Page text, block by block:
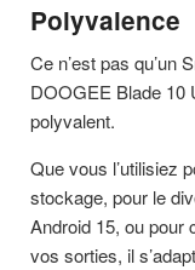
Polyvalence
Ce n’est pas qu’un
DOOGEE Blade 10
polyvalent.
Que vous l’utilisiez
stockage, pour le
Android 15, ou pour
vos sorties, il